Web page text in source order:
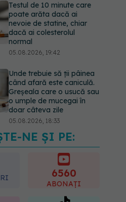
Testul de 10 minute care
poate arăta dacă ai
nevoie de statine, chiar
dacă ai colesterolul
normal
05.08.2026, 19:42
Unde trebuie să ții pâinea
când afară este caniculă.
Greșeala care o usucă sau
o umple de mucegai în
doar câteva zile
05.08.2026, 18:33
Adevărul despre
tratamentul cu doze mari
de Vitamina D în cancerul
06.08.2026, 08:06
NE ȘI PE:
6560
ABONAȚI